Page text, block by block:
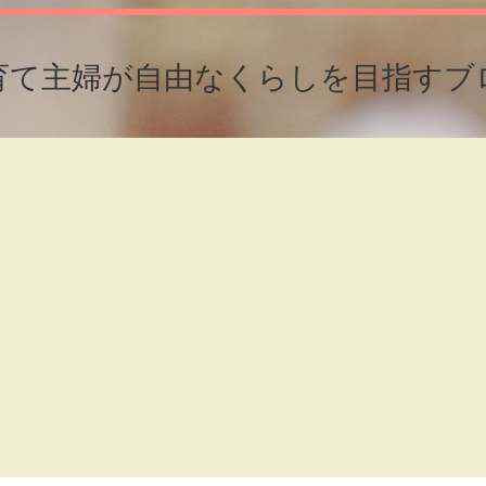
て主婦が自由なくらしを目指すブ